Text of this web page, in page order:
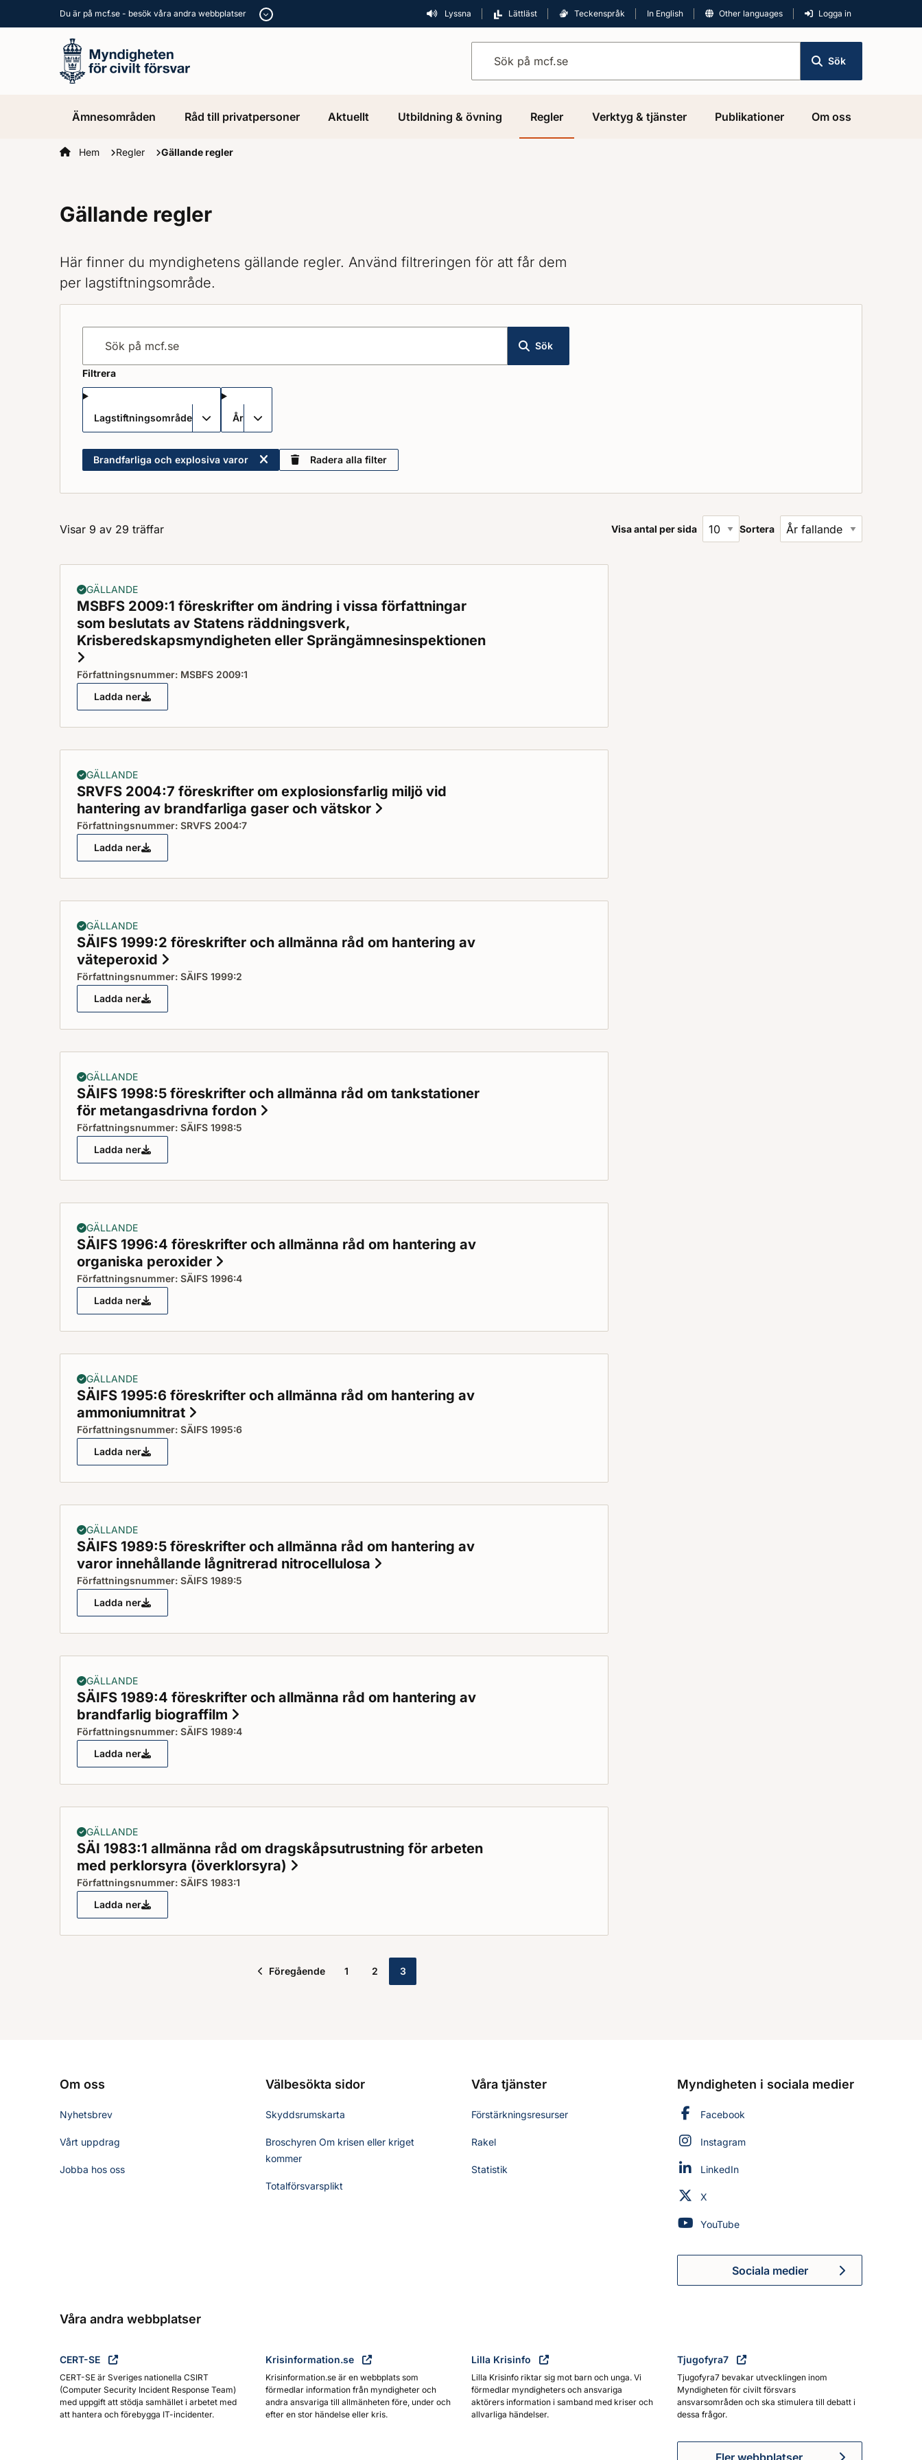
Du är på mcf.se - besök våra andra webbplatser Lyssna Lättläst Teckenspråk In English Other languages Logga in
Sök
Ämnesområden Råd till privatpersoner Aktuellt Utbildning & övning Regler Verktyg & tjänster Publikationer Om oss
Startsidan
Hem Regler Gällande regler
Gällande regler
Här finner du myndighetens gällande regler. Använd filtreringen för att får dem
per lagstiftningsområde.
Sök
Filtrera
Lagstiftningsområde År
Brandfarliga och explosiva varor Radera alla filter
Visar 9 av 29 träffar Visa antal per sida Sortera
GÄLLANDE
MSBFS 2009:1 föreskrifter om ändring i vissa författningar
som beslutats av Statens räddningsverk,
Krisberedskapsmyndigheten eller Sprängämnesinspektionen
Författningsnummer: MSBFS 2009:1
Ladda ner
MSBFS 2009:1 föreskrifter om ändring i vissa författningar som beslutats av Statens räddningsverk, Krisberedskapsmyndigheten eller Sprängämnesinspektionen
GÄLLANDE
SRVFS 2004:7 föreskrifter om explosionsfarlig miljö vid
hantering av brandfarliga gaser och vätskor
Författningsnummer: SRVFS 2004:7
Ladda ner
SRVFS 2004:7 föreskrifter om explosionsfarlig miljö vid hantering av brandfarliga gaser och vätskor
GÄLLANDE
SÄIFS 1999:2 föreskrifter och allmänna råd om hantering av
väteperoxid
Författningsnummer: SÄIFS 1999:2
Ladda ner
SÄIFS 1999:2 föreskrifter och allmänna råd om hantering av väteperoxid
GÄLLANDE
SÄIFS 1998:5 föreskrifter och allmänna råd om tankstationer
för metangasdrivna fordon
Författningsnummer: SÄIFS 1998:5
Ladda ner
SÄIFS 1998:5 föreskrifter och allmänna råd om tankstationer för metangasdrivna fordon
GÄLLANDE
SÄIFS 1996:4 föreskrifter och allmänna råd om hantering av
organiska peroxider
Författningsnummer: SÄIFS 1996:4
Ladda ner
SÄIFS 1996:4 föreskrifter och allmänna råd om hantering av organiska peroxider
GÄLLANDE
SÄIFS 1995:6 föreskrifter och allmänna råd om hantering av
ammoniumnitrat
Författningsnummer: SÄIFS 1995:6
Ladda ner
SÄIFS 1995:6 föreskrifter och allmänna råd om hantering av ammoniumnitrat
GÄLLANDE
SÄIFS 1989:5 föreskrifter och allmänna råd om hantering av
varor innehållande lågnitrerad nitrocellulosa
Författningsnummer: SÄIFS 1989:5
Ladda ner
SÄIFS 1989:5 föreskrifter och allmänna råd om hantering av varor innehållande lågnitrerad nitrocellulosa
GÄLLANDE
SÄIFS 1989:4 föreskrifter och allmänna råd om hantering av
brandfarlig biograffilm
Författningsnummer: SÄIFS 1989:4
Ladda ner
SÄIFS 1989:4 föreskrifter och allmänna råd om hantering av brandfarlig biograffilm
GÄLLANDE
SÄI 1983:1 allmänna råd om dragskåpsutrustning för arbeten
med perklorsyra (överklorsyra)
Författningsnummer: SÄIFS 1983:1
Ladda ner
SÄI 1983:1 allmänna råd om dragskåpsutrustning för arbeten med perklorsyra (överklorsyra)
Föregående 1 2 3
Om oss
Nyhetsbrev
Vårt uppdrag
Jobba hos oss
Välbesökta sidor
Skyddsrumskarta
Broschyren Om krisen eller kriget
kommer
Totalförsvarsplikt
Våra tjänster
Förstärkningsresurser
Rakel
Statistik
Myndigheten i sociala medier
Myndigheten för civilt försvar på
Facebook
Myndigheten för civilt försvar på
Instagram
Myndigheten för civilt försvar på
LinkedIn
Myndigheten för civilt försvar på
X
Myndigheten för civilt försvar på
YouTube
Myndigheten för civilt
Sociala medier
Våra andra webbplatser
CERT-SE
CERT-SE är Sveriges nationella CSIRT
(Computer Security Incident Response Team)
med uppgift att stödja samhället i arbetet med
att hantera och förebygga IT-incidenter.
Krisinformation.se
Krisinformation.se är en webbplats som
förmedlar information från myndigheter och
andra ansvariga till allmänheten före, under och
efter en stor händelse eller kris.
Lilla Krisinfo
Lilla Krisinfo riktar sig mot barn och unga. Vi
förmedlar myndigheters och ansvariga
aktörers information i samband med kriser och
allvarliga händelser.
Tjugofyra7
Tjugofyra7 bevakar utvecklingen inom
Myndigheten för civilt försvars
ansvarsområden och ska stimulera till debatt i
dessa frågor.
Fler webbplatser